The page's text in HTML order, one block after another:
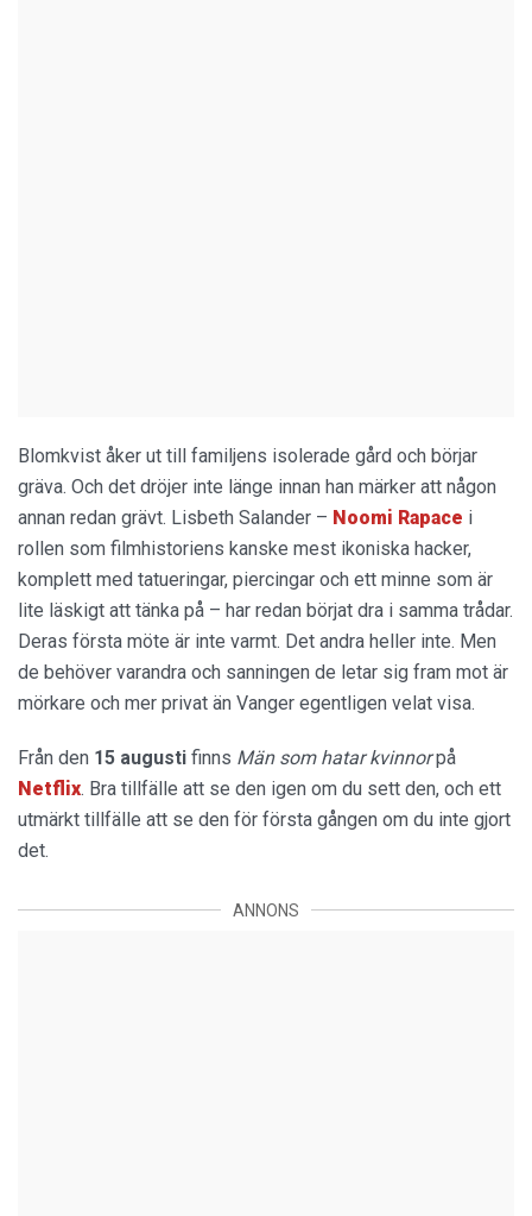
Blomkvist åker ut till familjens isolerade gård och börjar
gräva. Och det dröjer inte länge innan han märker att någon
annan redan grävt. Lisbeth Salander – Noomi Rapace i
rollen som filmhistoriens kanske mest ikoniska hacker,
komplett med tatueringar, piercingar och ett minne som är
lite läskigt att tänka på – har redan börjat dra i samma trådar.
Deras första möte är inte varmt. Det andra heller inte. Men
de behöver varandra och sanningen de letar sig fram mot är
mörkare och mer privat än Vanger egentligen velat visa.
Från den 15 augusti finns Män som hatar kvinnorpå
Netflix. Bra tillfälle att se den igen om du sett den, och ett
utmärkt tillfälle att se den för första gången om du inte gjort
det.
ANNONS